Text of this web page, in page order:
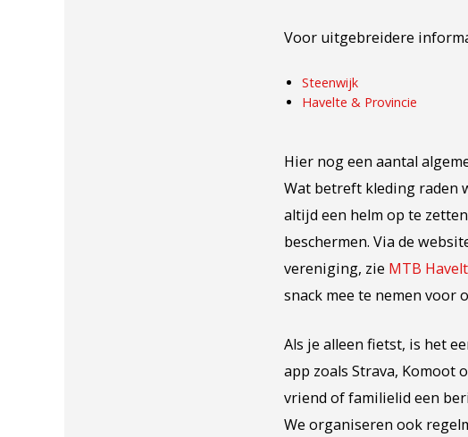
Voor uitgebreidere
Steenwijk
Havelte & Provincie
Hier nog een aantal
Wat betreft kleding raden
altijd een helm op te
beschermen. Via de
vereniging, zie MTB
snack mee te nemen voor
Als je alleen fietst, is het
app zoals Strava, Komoot
vriend of familielid een
We organiseren ook